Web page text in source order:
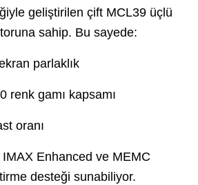
geliştirilen çift MCL39 üçlü
sahip. Bu sayede:
parlaklık
renk gamı kapsamı
oranı
Enhanced ve MEMC
desteği sunabiliyor.